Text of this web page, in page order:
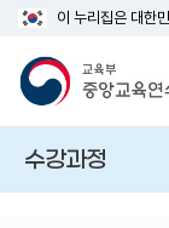
이 누리집은 대한
수강과정